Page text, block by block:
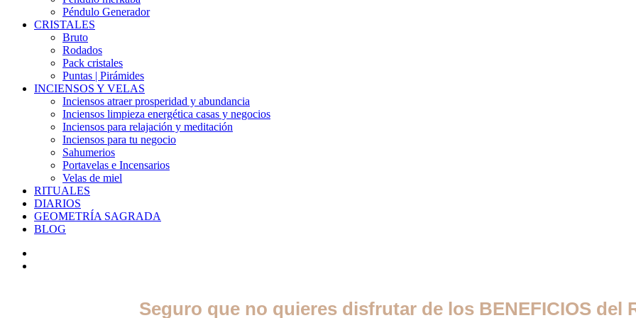
Péndulo Generador
CRISTALES
Bruto
Rodados
Pack cristales
Puntas | Pirámides
INCIENSOS Y VELAS
Inciensos atraer prosperidad y abundancia
Inciensos limpieza energética casas y negocios
Inciensos para relajación y meditación
Inciensos para tu negocio
Sahumerios
Portavelas e Incensarios
Velas de miel
RITUALES
DIARIOS
GEOMETRÍA SAGRADA
BLOG
Seguro que no quieres disfrutar de los BENEFICIOS del